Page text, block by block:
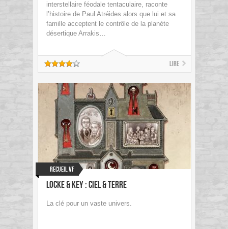
interstellaire féodale tentaculaire, raconte
l’histoire de Paul Atréides alors que lui et sa
famille acceptent le contrôle de la planète
désertique Arrakis…
Lire
Recueil VF
Locke & Key : Ciel & Terre
La clé pour un vaste univers.